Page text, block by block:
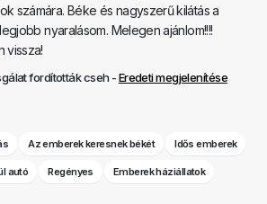
számára. Béke és nagyszerű kilátás a
nyaralásom. Melegen ajánlom!!!!
vissza!
fordították cseh -Eredeti megjelenítése
Az emberek keresnek békét Idős emberek
autó Regényes Emberek háziállatok